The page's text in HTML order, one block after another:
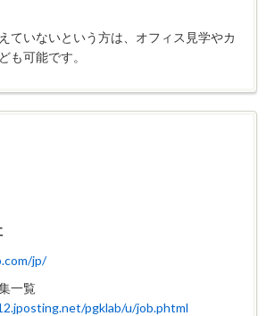
ていないという方は、オフィス見学やカ
も可能です。
jp/
一覧
pgklab/u/job.phtml